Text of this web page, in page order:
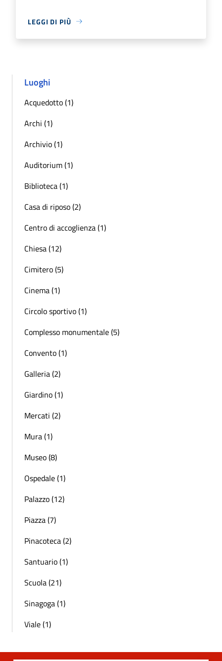
LEGGI DI PIÙ
Luoghi
Acquedotto (1)
Archi (1)
Archivio (1)
Auditorium (1)
Biblioteca (1)
Casa di riposo (2)
Centro di accoglienza (1)
Chiesa (12)
Cimitero (5)
Cinema (1)
Circolo sportivo (1)
Complesso monumentale (5)
Convento (1)
Galleria (2)
Giardino (1)
Mercati (2)
Mura (1)
Museo (8)
Ospedale (1)
Palazzo (12)
Piazza (7)
Pinacoteca (2)
Santuario (1)
Scuola (21)
Sinagoga (1)
Viale (1)